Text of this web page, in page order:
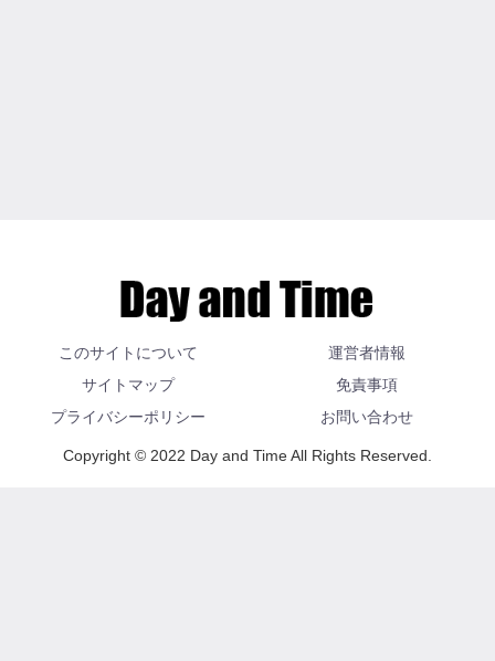
このサイトについて
運営者情報
サイトマップ
免責事項
プライバシーポリシー
お問い合わせ
Copyright © 2022 Day and Time All Rights Reserved.